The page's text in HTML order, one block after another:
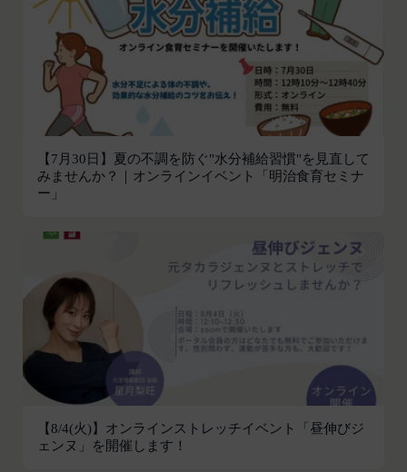
【7月30日】夏の不調を防ぐ"水分補給習慣"を見直して
みませんか？｜オンラインイベント「明治食育セミナ
ー」
【8/4(火)】オンラインストレッチイベント「昼伸びジ
ェンヌ」を開催します！
本文中の用語の定義は、個人情報保護法および関連
法令によります。
当社が取得する情報および取得方法
お客様から直接取得する情報
当社は、お客様が当社のサービスの登録手続を行う
場合、以下の情報（以下「お客様情報」といいま
す。）をご提供いただく場合があります。
氏名、生年月日、性別、職業等プロフィールに関す
る情報
メールアドレス、電話番号、住所等連絡先に関する
アカウントへのアクセス者の本人確認に必要なパス
ワード等のその他の情報
入力フォームその他当社が定める方法を通じてお客
様が入力または送信する情報
当社が各サービスにおいて取得すると定めた情報
端末情報
お客様が、端末または携帯端末上で当社のサービス
を利用する場合、当社は、端末識別子およびIPアド
レスを取得する場合があります。また、当社は、お
客様が端末に関連付けた名前、端末の種類、電話番
必要があります。
第1条（定義）
本規約において、次の各号に掲げる用語の意義は、
当該各号に定めるところによるものとします。
「本サービス」
当社が提供するESGポータルサイト及び連携により
利用できるすべてのサービスをいいます。
「契約者」
本利用規約に基づく利用契約を当社と締結している
「利用者」
本利用規約に基づき、契約者が本サービスの利用を
認めた特定の法人、団体、個人の第三者をいいま
す。なお、利用者は契約者の事業のために本サービ
スを利用されているものとみなします。
「会員」
本規約の内容の全てを承認いただいた上、本サービ
ス所定の手続きに従い会員登録を申請し、当社がこ
「登録希望者」
い。
ギフト券を適用するに移動します。
ギフト券番号を入力し、 ここに適用
Amazonギフト券の利用方法に関しましては、Amazon の
カスタマーサポート(0120-999-373 / 24時間対応) までお
問い合わせください。Amazonギフト券細則については、
こちら
をご確認ください。
閉じる